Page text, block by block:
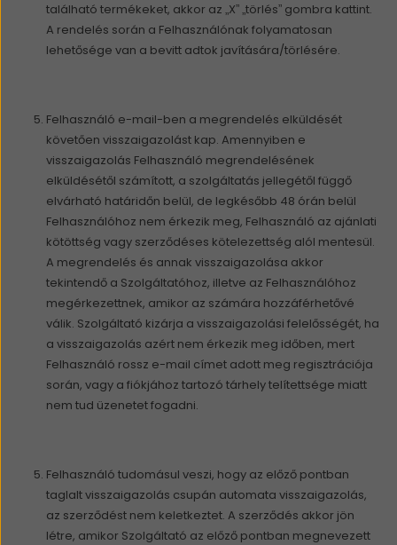
található termékeket, akkor az „X” „törlés” gombra kattint.
A rendelés során a Felhasználónak folyamatosan
lehetősége van a bevitt adtok javítására/törlésére.
Felhasználó e-mail-ben a megrendelés elküldését
követően visszaigazolást kap. Amennyiben e
visszaigazolás Felhasználó megrendelésének
elküldésétől számított, a szolgáltatás jellegétől függő
elvárható határidőn belül, de legkésőbb 48 órán belül
Felhasználóhoz nem érkezik meg, Felhasználó az ajánlati
kötöttség vagy szerződéses kötelezettség alól mentesül.
A megrendelés és annak visszaigazolása akkor
tekintendő a Szolgáltatóhoz, illetve az Felhasználóhoz
megérkezettnek, amikor az számára hozzáférhetővé
válik. Szolgáltató kizárja a visszaigazolási felelősségét, ha
a visszaigazolás azért nem érkezik meg időben, mert
Felhasználó rossz e-mail címet adott meg regisztrációja
során, vagy a fiókjához tartozó tárhely telítettsége miatt
nem tud üzenetet fogadni.
Felhasználó tudomásul veszi, hogy az előző pontban
taglalt visszaigazolás csupán automata visszaigazolás,
az szerződést nem keletkeztet. A szerződés akkor jön
létre, amikor Szolgáltató az előző pontban megnevezett